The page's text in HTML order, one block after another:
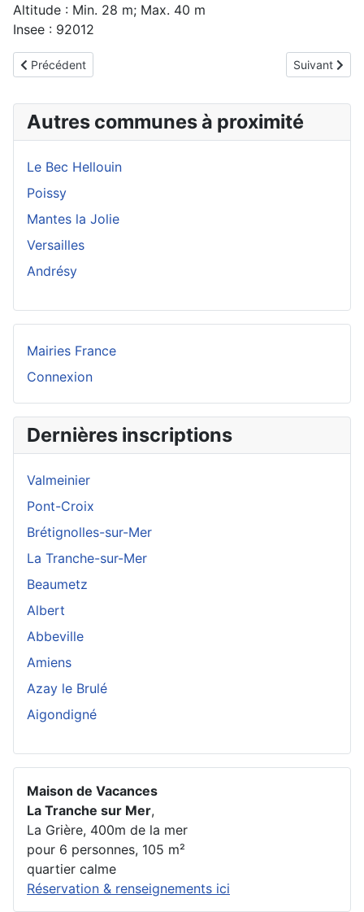
Altitude : Min. 28 m; Max. 40 m
Insee : 92012
Article précédent : Antony
Précédent Article
Suivant
Autres communes à proximité
Le Bec Hellouin
Poissy
Mantes la Jolie
Versailles
Andrésy
Mairies France
Connexion
Dernières inscriptions
Valmeinier
Pont-Croix
Brétignolles-sur-Mer
La Tranche-sur-Mer
Beaumetz
Albert
Abbeville
Amiens
Azay le Brulé
Aigondigné
Maison de Vacances
La Tranche sur Mer,
La Grière, 400m de la mer
pour 6 personnes, 105 m²
quartier calme
Réservation & renseignements ici